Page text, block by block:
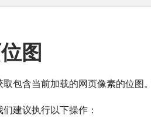
图
包含当前加载的网页像素的位图
建议执行以下操作：